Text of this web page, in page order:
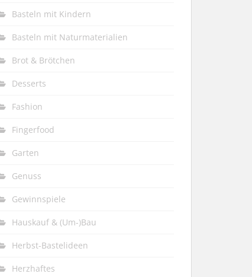
Basteln mit Kindern
Basteln mit Naturmaterialien
Brot & Brötchen
Desserts
Fashion
Fingerfood
Garten
Genuss
Gewinnspiele
Hauskauf & (Um-)Bau
Herbst-Bastelideen
Herzhaftes